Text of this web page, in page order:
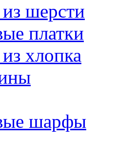
шерсти
платки
хлопка
шарфы